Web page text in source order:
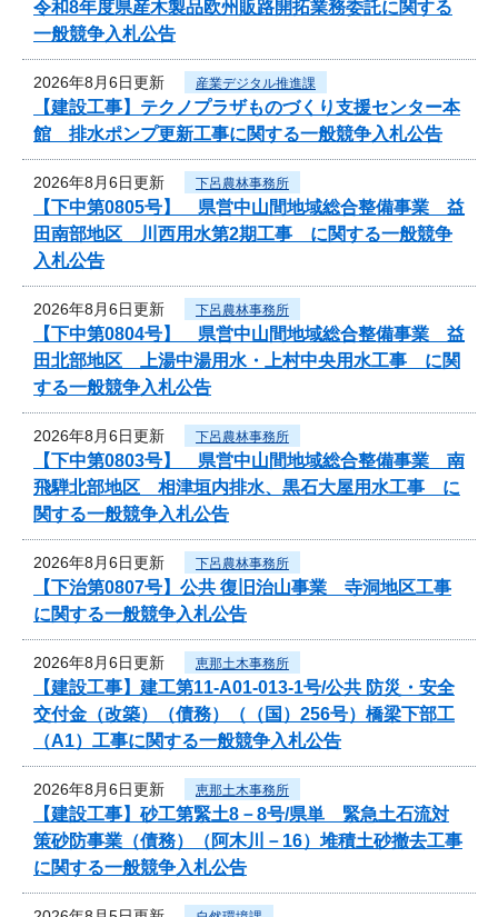
令和8年度県産木製品欧州販路開拓業務委託に関する
一般競争入札公告
2026年8月6日更新 産業デジタル推進課
【建設工事】テクノプラザものづくり支援センター本
館 排水ポンプ更新工事に関する一般競争入札公告
2026年8月6日更新 下呂農林事務所
【下中第0805号】 県営中山間地域総合整備事業 益
田南部地区 川西用水第2期工事 に関する一般競争
入札公告
2026年8月6日更新 下呂農林事務所
【下中第0804号】 県営中山間地域総合整備事業 益
田北部地区 上湯中湯用水・上村中央用水工事 に関
する一般競争入札公告
2026年8月6日更新 下呂農林事務所
【下中第0803号】 県営中山間地域総合整備事業 南
飛騨北部地区 相津垣内排水、黒石大屋用水工事 に
関する一般競争入札公告
2026年8月6日更新 下呂農林事務所
【下治第0807号】公共 復旧治山事業 寺洞地区工事
に関する一般競争入札公告
2026年8月6日更新 恵那土木事務所
【建設工事】建工第11-A01-013-1号/公共 防災・安全
交付金（改築）（債務）（（国）256号）橋梁下部工
（A1）工事に関する一般競争入札公告
2026年8月6日更新 恵那土木事務所
【建設工事】砂工第緊土8－8号/県単 緊急土石流対
策砂防事業（債務）（阿木川－16）堆積土砂撤去工事
に関する一般競争入札公告